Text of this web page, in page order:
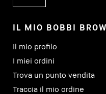
IL MIO BOBBI
Il mio profilo
I miei ordini
Trova un punto vendita
Traccia il mio ordine